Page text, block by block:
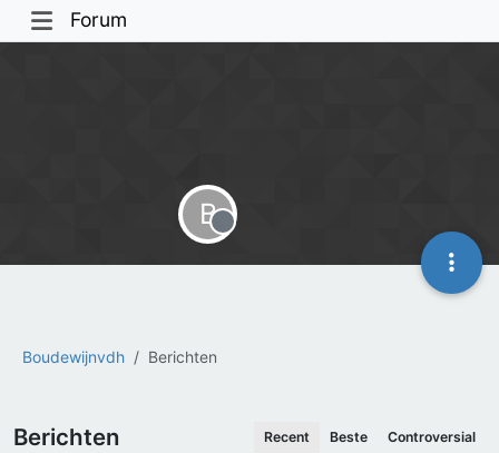
Forum
Boudewijnvdh Berichten
B
Offline
Berichten Recent Beste Controversial